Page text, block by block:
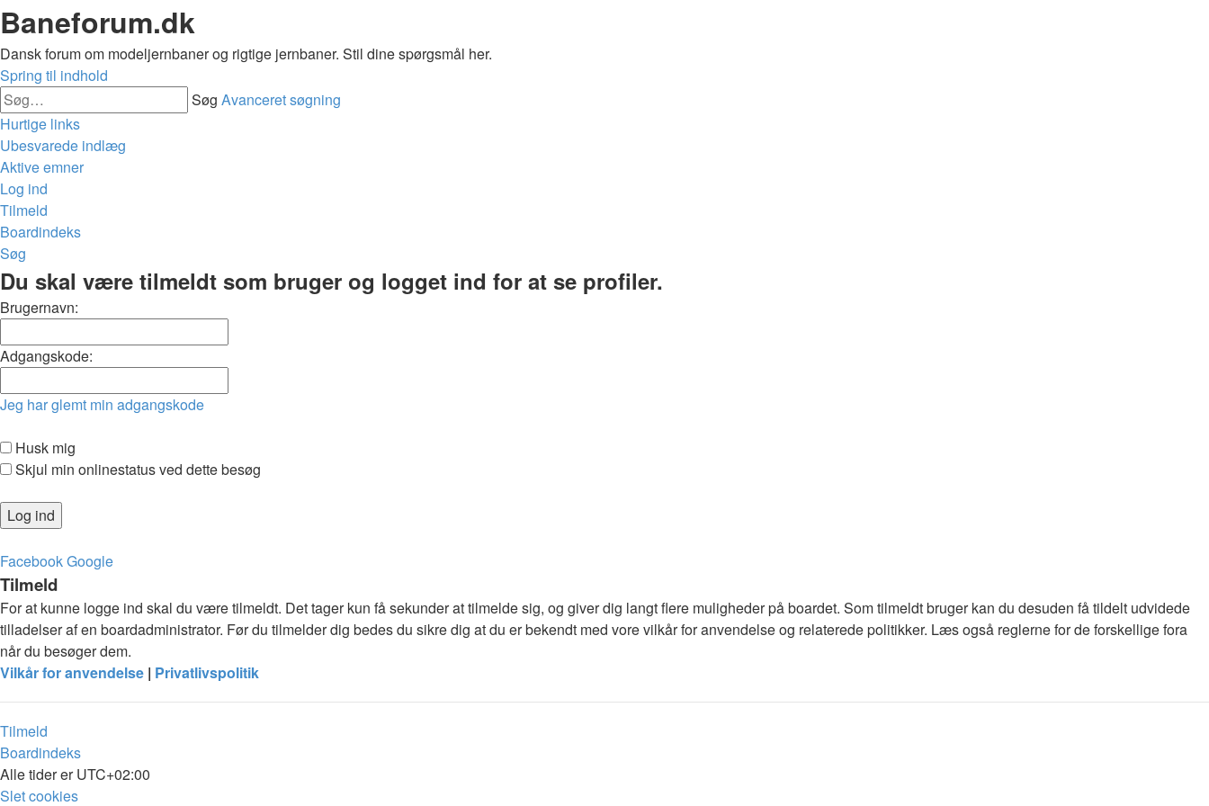
Baneforum.dk
Dansk forum om modeljernbaner og rigtige jernbaner. Stil dine spørgsmål her.
Spring til indhold
Søg Avanceret søgning
Hurtige links
Ubesvarede indlæg
Aktive emner
Log ind
Tilmeld
Boardindeks
Søg
Du skal være tilmeldt som bruger og logget ind for at se profiler.
Brugernavn:
Adgangskode:
Jeg har glemt min adgangskode
Husk mig
Skjul min onlinestatus ved dette besøg
FacebookGoogle
Tilmeld
For at kunne logge ind skal du være tilmeldt. Det tager kun få sekunder at tilmelde sig, og giver dig langt flere muligheder på boardet. Som tilmeldt bruger kan du desuden få tildelt udvidede
tilladelser af en boardadministrator. Før du tilmelder dig bedes du sikre dig at du er bekendt med vore vilkår for anvendelse og relaterede politikker. Læs også reglerne for de forskellige fora
når du besøger dem.
Vilkår for anvendelse | Privatlivspolitik
Tilmeld
Boardindeks
Alle tider erUTC+02:00
Slet cookies